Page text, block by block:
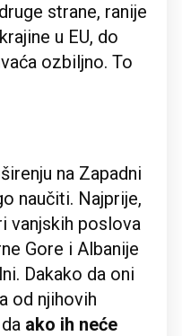
strane, ranije
u EU, do
ozbiljno. To
na Zapadni
naučiti. Najprije,
vanjskih poslova
Gore i Albanije
Dakako da oni
od njihovih
ako ih neće